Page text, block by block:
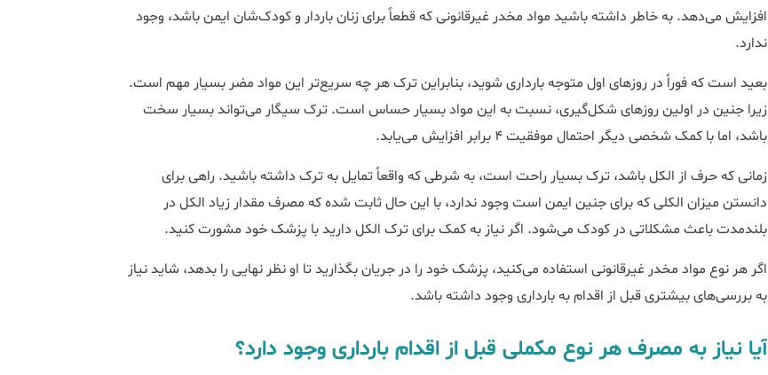
افزایش می‌دهد. به خاطر داشته باشید مواد مخدر غیرقانونی که قطعاً برای زنان باردار و کودک‌شان ایمن باشد، وجود
ندارد.
بعید است که فوراً در روزهای اول متوجه بارداری شوید، بنابراین ترک هر چه سریع‌تر این مواد مضر بسیار مهم است.
زیرا جنین در اولین روزهای شکل‌گیری، نسبت به این مواد بسیار حساس است. ترک سیگار می‌تواند بسیار سخت
باشد، اما با کمک شخصی دیگر احتمال موفقیت 4 برابر افزایش می‌یابد.
زمانی که حرف از الکل باشد، ترک بسیار راحت است، به شرطی که واقعاً تمایل به ترک داشته باشید. راهی برای
دانستن میزان الکلی که برای جنین ایمن است وجود ندارد، با این حال ثابت شده که مصرف مقدار زیاد الکل در
بلندمدت باعث مشکلاتی در کودک می‌شود. اگر نیاز به کمک برای ترک الکل دارید با پزشک خود مشورت کنید.
اگر هر نوع مواد مخدر غیرقانونی استفاده می‌کنید، پزشک خود را در جریان بگذارید تا او نظر نهایی را بدهد، شاید نیاز
به بررسی‌های بیشتری قبل از اقدام به بارداری وجود داشته باشد.
آیا نیاز به مصرف هر نوع مکملی قبل از اقدام بارداری وجود دارد؟